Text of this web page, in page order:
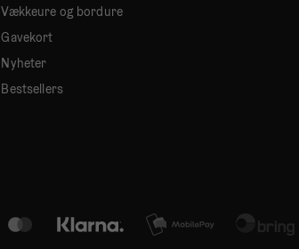
Vækkeure og bordure
Gavekort
Nyheter
Bestsellers